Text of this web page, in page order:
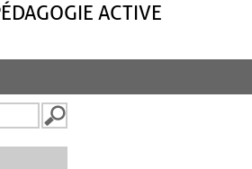
ACTIVE